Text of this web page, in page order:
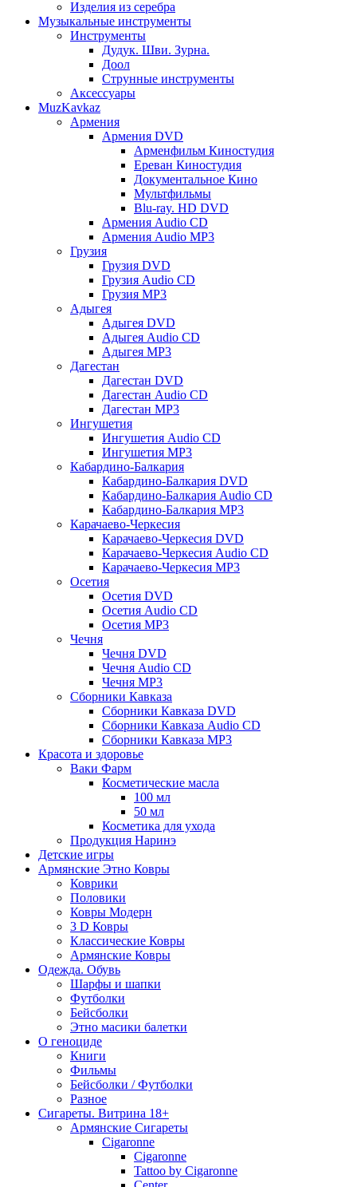
Изделия из серебра
Музыкальные инструменты
Инструменты
Дудук. Шви. Зурна.
Доол
Струнные инструменты
Аксессуары
MuzKavkaz
Армения
Армения DVD
Арменфильм Киностудия
Ереван Киностудия
Документальное Кино
Мультфильмы
Blu-ray. HD DVD
Армения Audio CD
Армения Audio MP3
Грузия
Грузия DVD
Грузия Audio CD
Грузия MP3
Адыгея
Адыгея DVD
Адыгея Audio CD
Адыгея MP3
Дагестан
Дагестан DVD
Дагестан Audio CD
Дагестан MP3
Ингушетия
Ингушетия Audio CD
Ингушетия MP3
Кабардино-Балкария
Кабардино-Балкария DVD
Кабардино-Балкария Audio CD
Кабардино-Балкария MP3
Карачаево-Черкесия
Карачаево-Черкесия DVD
Карачаево-Черкесия Audio CD
Карачаево-Черкесия MP3
Осетия
Осетия DVD
Осетия Audio CD
Осетия MP3
Чечня
Чечня DVD
Чечня Audio CD
Чечня MP3
Сборники Кавказа
Сборники Кавказа DVD
Сборники Кавказа Audio CD
Сборники Кавказа MP3
Красота и здоровье
Ваки Фарм
Косметические масла
100 мл
50 мл
Косметика для ухода
Продукция Наринэ
Детские игры
Армянские Этно Ковры
Коврики
Половики
Ковры Модерн
3 D Ковры
Классические Ковры
Армянские Ковры
Одежда. Обувь
Шарфы и шапки
Футболки
Бейсболки
Этно масики балетки
О геноциде
Книги
Фильмы
Бейсболки / Футболки
Разное
Сигареты. Витрина 18+
Армянские Сигареты
Cigaronne
Cigaronne
Tattoo by Cigaronne